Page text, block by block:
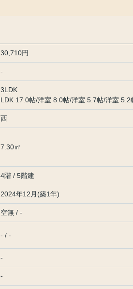
30,710円
-
3LDK
LDK 17.0帖/洋室 8.0帖/洋室 5.7帖/洋室 5.2
西
7.30㎡
4階 / 5階建
2024年12月(築1年)
空無 / -
- / -
-
-